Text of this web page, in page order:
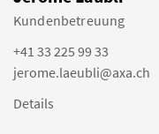
Kundenbetreuung
+41 33 225 99 33
jerome.laeubli@axa.ch
Details